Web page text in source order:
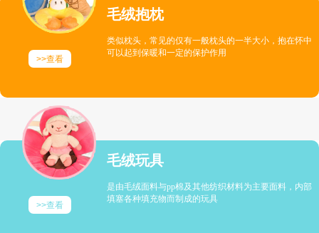
毛绒抱枕
类似枕头，常见的仅有一般枕头的一半大小，抱在怀中
可以起到保暖和一定的保护作用
>>查看
毛绒玩具
是由毛绒面料与pp棉及其他纺织材料为主要面料，内部
填塞各种填充物而制成的玩具
>>查看